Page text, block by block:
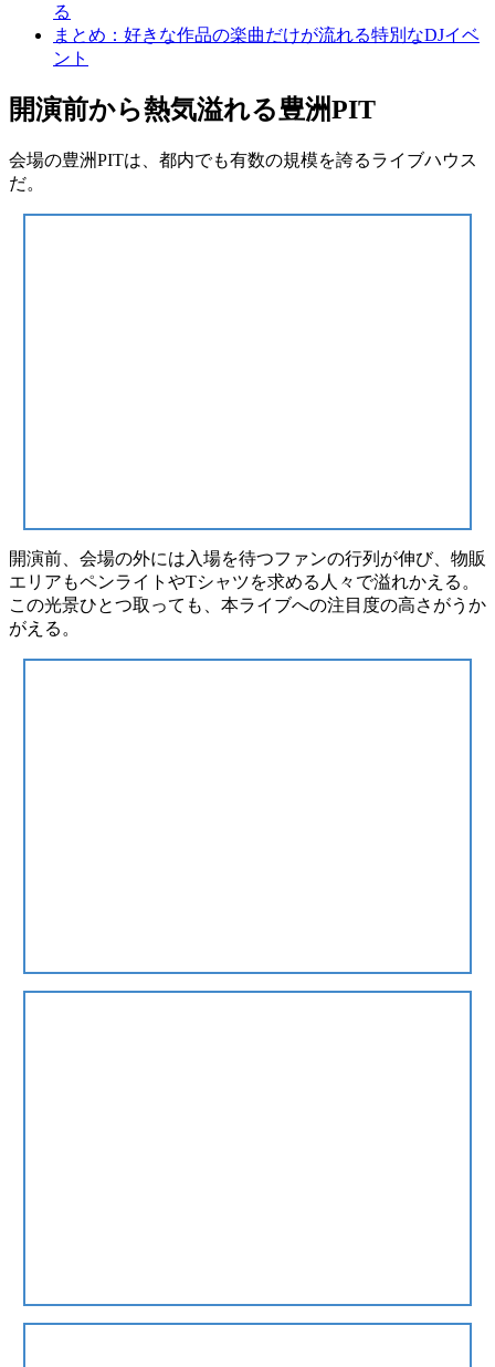
る
まとめ：好きな作品の楽曲だけが流れる特別なDJイベ
ント
開演前から熱気溢れる豊洲PIT
会場の豊洲PITは、都内でも有数の規模を誇るライブハウス
だ。
開演前、会場の外には入場を待つファンの行列が伸び、 物販
エリアもペンライトやTシャツを求める人々で溢れかえる 。
この光景ひとつ取っても、本ライブへの注目度の高さがうか
がえる。